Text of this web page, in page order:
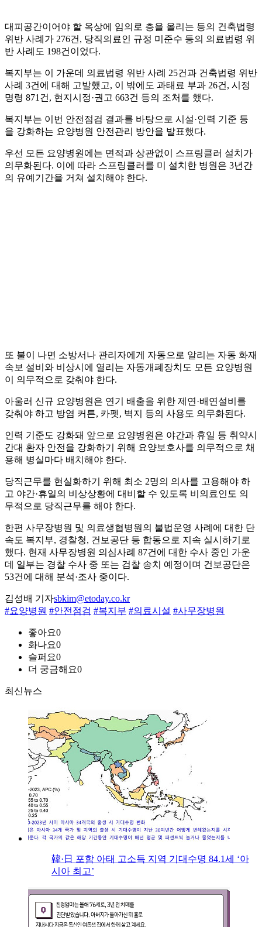
대피공간이어야 할 옥상에 임의로 층을 올리는 등의 건축법령
위반 사례가 276건, 당직의료인 규정 미준수 등의 의료법령 위
반 사례도 198건이었다.
복지부는 이 가운데 의료법령 위반 사례 25건과 건축법령 위반
사례 3건에 대해 고발했고, 이 밖에도 과태료 부과 26건, 시정
명령 871건, 현지시정·권고 663건 등의 조처를 했다.
복지부는 이번 안전점검 결과를 바탕으로 시설·인력 기준 등
을 강화하는 요양병원 안전관리 방안을 발표했다.
우선 모든 요양병원에는 면적과 상관없이 스프링클러 설치가
의무화된다. 이에 따라 스프링클러를 미 설치한 병원은 3년간
의 유예기간을 거쳐 설치해야 한다.
또 불이 나면 소방서나 관리자에게 자동으로 알리는 자동 화재
속보 설비와 비상시에 열리는 자동개폐장치도 모든 요양병원
이 의무적으로 갖춰야 한다.
아울러 신규 요양병원은 연기 배출을 위한 제연·배연설비를
갖춰야 하고 방염 커튼, 카펫, 벽지 등의 사용도 의무화된다.
인력 기준도 강화돼 앞으로 요양병원은 야간과 휴일 등 취약시
간대 환자 안전을 강화하기 위해 요양보호사를 의무적으로 채
용해 병실마다 배치해야 한다.
당직근무를 현실화하기 위해 최소 2명의 의사를 고용해야 하
고 야간·휴일의 비상상황에 대비할 수 있도록 비의료인도 의
무적으로 당직근무를 해야 한다.
한편 사무장병원 및 의료생협병원의 불법운영 사례에 대한 단
속도 복지부, 경찰청, 건보공단 등 합동으로 지속 실시하기로
했다. 현재 사무장병원 의심사례 87건에 대한 수사 중인 가운
데 일부는 경찰 수사 중 또는 검찰 송치 예정이며 건보공단은
53건에 대해 분석·조사 중이다.
김성배 기자sbkim@etoday.co.kr
#요양병원 #안전점검 #복지부 #의료시설 #사무장병원
좋아요0
화나요0
슬퍼요0
더 궁금해요0
최신뉴스
韓·日 포함 아태 고소득 지역 기대수명 84.1세 ‘아
시아 최고’